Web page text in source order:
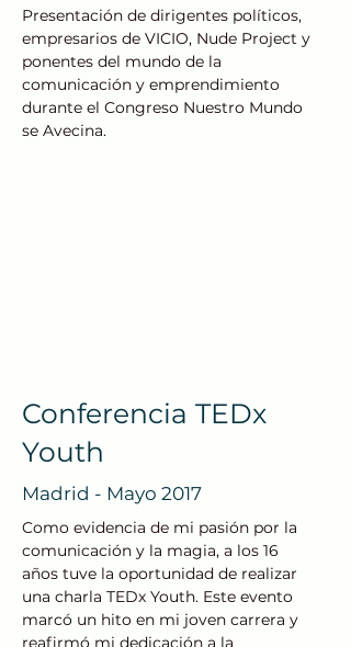
Presentación de dirigentes políticos,
empresarios de VICIO, Nude Project y
ponentes del mundo de la
comunicación y emprendimiento
durante el Congreso Nuestro Mundo
se Avecina.
Conferencia TEDx
Youth
Madrid - Mayo 2017
Como evidencia de mi pasión por la
comunicación y la magia, a los 16
años tuve la oportunidad de realizar
una charla TEDx Youth. Este evento
marcó un hito en mi joven carrera y
reafirmó mi dedicación a la